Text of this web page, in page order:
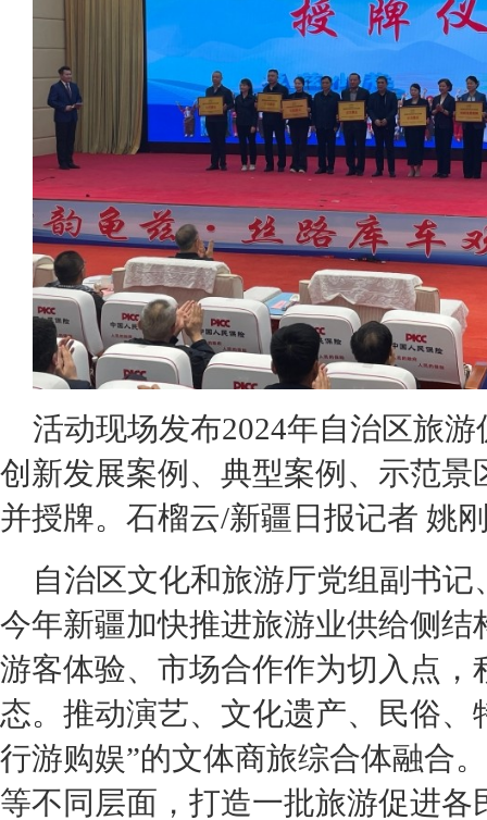
活动现场发布2024年自治区旅
创新发展案例、典型案例、示范
并授牌。石榴云/新疆日报记者 姚
自治区文化和旅游厅党组副书
今年新疆加快推进旅游业供给侧
游客体验、市场合作作为切入点
态。推动演艺、文化遗产、民俗、
行游购娱”的文体商旅综合体融合
等不同层面，打造一批旅游促进